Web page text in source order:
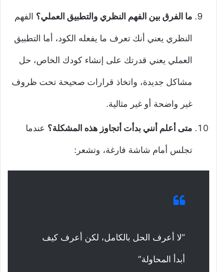
ما الفرق بين الفهم النظري والتطبيق العملي؟ الفهم
النظري يعني أنك تعرف ما يفعله الكود، أما التطبيق
العملي يعني قدرتك على إنشاء كودك الخاص، حل
مشاكل جديدة، واتخاذ قرارات صحيحة تحت ظروف
غير واضحة أو غير مثالية.
متى أعلم أنني بدأت أتجاوز هذه المشكلة؟ عندما
تجلس أمام شاشة فارغة، وتشعر:
“لا أعرف الحل بالكامل، لكن أعرف كيف
أبدأ المحاولة”